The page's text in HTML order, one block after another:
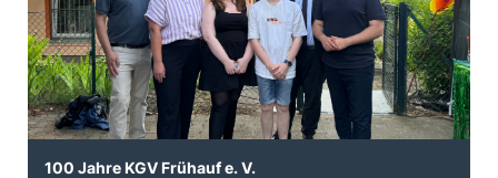
100 Jahre KGV Frühauf e. V.